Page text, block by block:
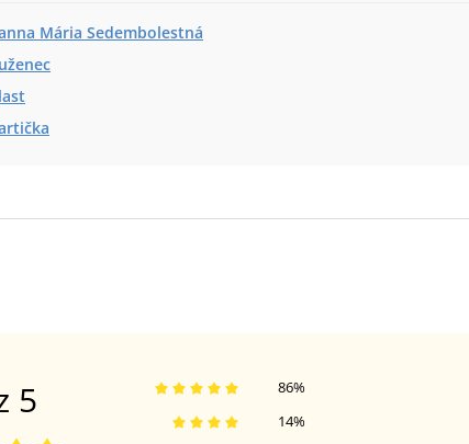
Mária Sedembolestná
5 14%
86%